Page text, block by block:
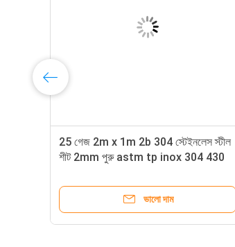
25 গেজ 2m x 1m 2b 304 স্টেইনলেস স্টীল
শীট 2mm পুরু astm tp inox 304 430
ভালো দাম